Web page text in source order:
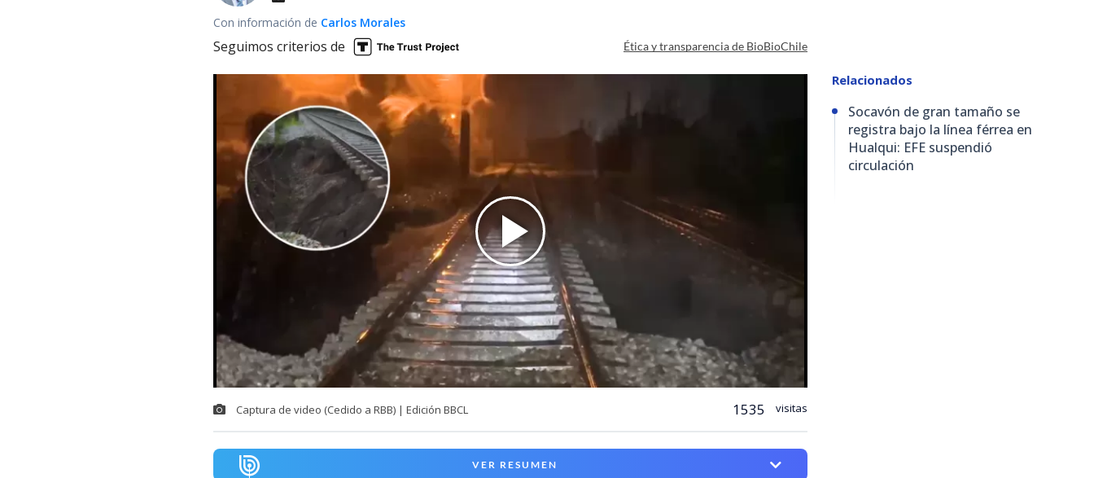
Con información de Carlos Morales
Seguimos criterios de Ética y transparencia de BioBioChile
Captura de video (Cedido a RBB) | Edición BBCL 1535 visitas
VER RESUMEN
Relacionados
Socavón de gran tamaño se
registra bajo la línea férrea en
Hualqui: EFE suspendió
circulación